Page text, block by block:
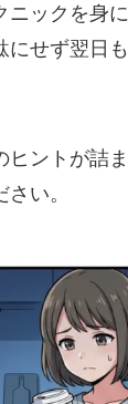
ニックを身
にせず翌日
ヒントが詰
い。